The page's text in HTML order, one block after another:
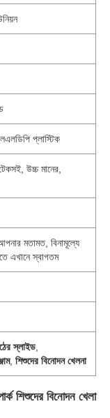
প্লাস্টিক
উচ্চ মানের,
মতামত, বিনামূল্যে
এখানে স্বাগতম
স্লাইড,
,শিশুদের বিনোদন খেলনা
শিশুদের বিনোদন খেলা